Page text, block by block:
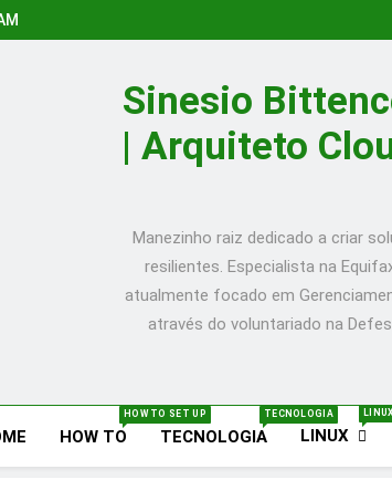
Sinesio
| Arquiteto
Manezinho raiz dedicado a criar
resilientes. Especialista na
atualmente focado em
através do voluntariado na
HOW TO
HOW TO SET UP
TECNOLOGIA
TECNOLOGIA
LINUX
LINUX